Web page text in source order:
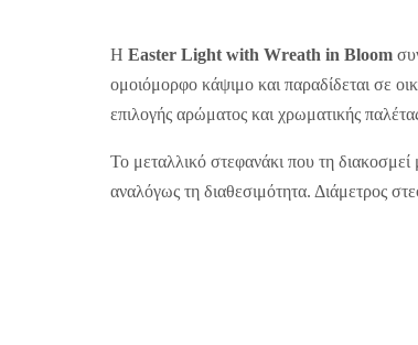
Η Easter Light with Wreath in Bloom
ομοιόμορφο κάψιμο και παραδίδεται σε
επιλογής αρώματος και χρωματικής
Το μεταλλικό στεφανάκι που τη
αναλόγως τη διαθεσιμότητα. Διάμετρος